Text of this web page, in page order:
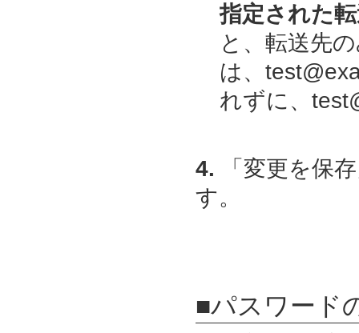
指定された
と、転送先
は、
れずに、
4. 「変更を保
す。
■パスワード